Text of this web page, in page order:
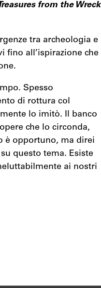
from the Wreck
tra archeologia e
fino all’ispirazione che
Spesso
di rottura col
lo imitò. Il banco
che lo circonda,
è opportuno, ma direi
questo tema. Esiste
ai nostri